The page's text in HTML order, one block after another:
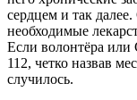
сердцем и так
необходимые
Если волонтёра
112, четко назвав
случилось.